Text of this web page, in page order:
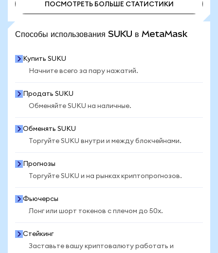
ПОСМОТРЕТЬ БОЛЬШЕ СТАТИСТИКИ
Способы использования SUKU в MetaMask
Купить SUKU
Начните всего за пару нажатий.
Продать SUKU
Обменяйте SUKU на наличные.
Обменять SUKU
Торгуйте SUKU внутри и между блокчейнами.
Прогнозы
Торгуйте SUKU и на рынках криптопрогнозов.
Фьючерсы
Лонг или шорт токенов с плечом до 50x.
Стейкинг
Заставьте вашу криптовалюту работать и